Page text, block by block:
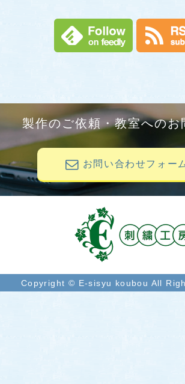
製作のご依頼・教室へのお
お問い合わせフォ
Copyright © E-sisyu koubou All